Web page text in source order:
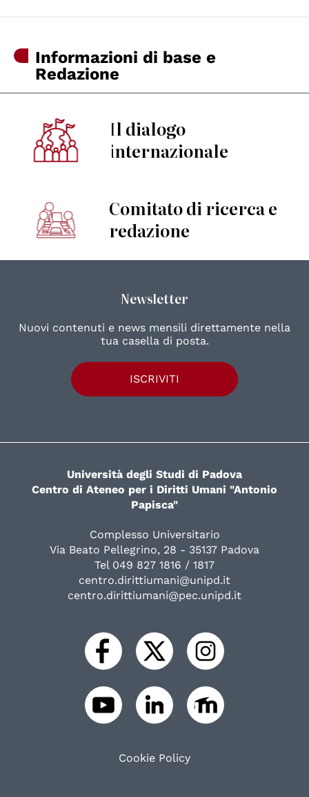
Informazioni di base e
Redazione
Il dialogo
internazionale
Comitato di ricerca e
redazione
Newsletter
Nuovi contenuti e news mensili direttamente nella
tua casella di posta.
ISCRIVITI
Università degli Studi di Padova
Centro di Ateneo per i Diritti Umani "Antonio
Papisca"
Complesso Universitario
Via Beato Pellegrino, 28 - 35137 Padova
Tel 049 827 1816 / 1817
centro.dirittiumani@unipd.it
centro.dirittiumani@pec.unipd.it
Cookie Policy